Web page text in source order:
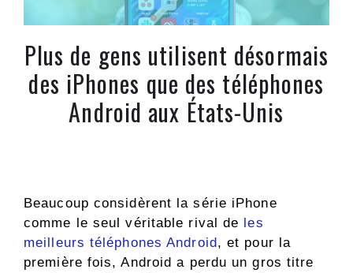
Plus de gens utilisent désormais
des iPhones que des téléphones
Android aux États-Unis
Beaucoup considèrent la série iPhone
comme le seul véritable rival de les
meilleurs téléphones Android, et pour la
première fois, Android a perdu un gros titre